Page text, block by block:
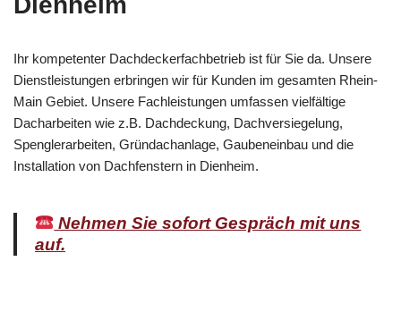
Ihr kompetenter Dachdeckerfachbetrieb ist für Sie da. Unsere
Dienstleistungen erbringen wir für Kunden im gesamten Rhein-
Main Gebiet. Unsere Fachleistungen umfassen vielfältige
Dacharbeiten wie z.B. Dachdeckung, Dachversiegelung,
Spenglerarbeiten, Gründachanlage, Gaubeneinbau und die
Installation von Dachfenstern in Dienheim.
Nehmen Sie sofort Gespräch mit uns
auf.